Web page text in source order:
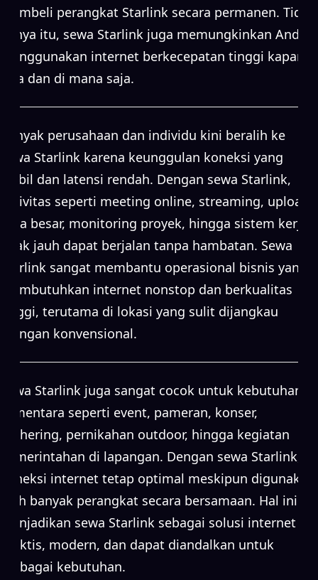
membeli perangkat Starlink secara permanen. Tidak
hanya itu, sewa Starlink juga memungkinkan Anda
menggunakan internet berkecepatan tinggi kapan
saja dan di mana saja.
Banyak perusahaan dan individu kini beralih ke
sewa Starlink karena keunggulan koneksi yang
stabil dan latensi rendah. Dengan sewa Starlink,
aktivitas seperti meeting online, streaming, upload
data besar, monitoring proyek, hingga sistem kerja
jarak jauh dapat berjalan tanpa hambatan. Sewa
Starlink sangat membantu operasional bisnis yang
membutuhkan internet nonstop dan berkualitas
tinggi, terutama di lokasi yang sulit dijangkau
jaringan konvensional.
Sewa Starlink juga sangat cocok untuk kebutuhan
sementara seperti event, pameran, konser,
gathering, pernikahan outdoor, hingga kegiatan
pemerintahan di lapangan. Dengan sewa Starlink,
koneksi internet tetap optimal meskipun digunakan
oleh banyak perangkat secara bersamaan. Hal ini
menjadikan sewa Starlink sebagai solusi internet
praktis, modern, dan dapat diandalkan untuk
berbagai kebutuhan.